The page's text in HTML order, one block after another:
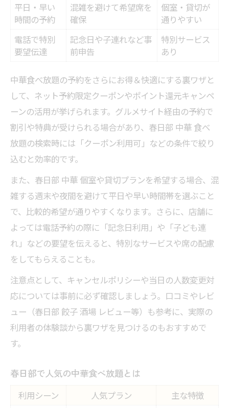
平日・早い
時間の予約
混雑を避けて希望席を
確保
個室・貸切が
通りやすい
電話で特別
要望伝達
記念日や子連れなど事
前申告
特別サービス
あり
中華食べ放題の予約をさらにお得＆快適にする裏ワザと
して、ネット予約限定クーポンやポイント還元キャンペ
ーンの活用が挙げられます。グルメサイト経由の予約で
割引や特典が受けられる場合があり、春日部 中華 食べ
放題の検索時には「クーポン利用可」などの条件で絞り
込むと効率的です。
また、春日部 中華 個室や貸切プランを希望する場合、混
雑する週末や夜間を避けて平日や早い時間帯を選ぶこと
で、比較的希望が通りやすくなります。さらに、店舗に
よっては電話予約の際に「記念日利用」や「子ども連
れ」などの要望を伝えると、特別なサービスや席の配慮
をしてもらえることも。
注意点として、キャンセルポリシーや当日の人数変更対
応については事前に必ず確認しましょう。口コミやレビ
ュー（春日部 餃子 酒場 レビュー等）も参考に、実際の
利用者の体験談から裏ワザを見つけるのもおすすめで
す。
春日部で人気の中華食べ放題とは
利用シーン 人気プラン 主な特徴